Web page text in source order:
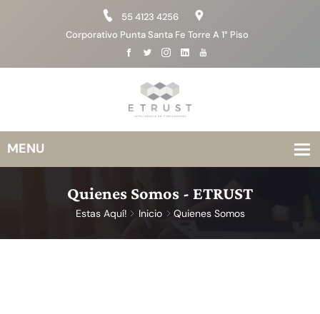
55 4123 4256
Corporativo Punta Santa Fe Torre A 1° Piso
Quienes Somos - ETRUST
Estas Aquí! Inicio Quienes Somos